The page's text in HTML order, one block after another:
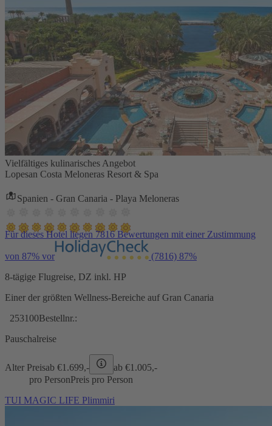
Vielfältiges kulinarisches Angebot
Lopesan Costa Meloneras Resort & Spa
Spanien - Gran Canaria - Playa Meloneras
Für dieses Hotel liegen 7816 Bewertungen mit einer Zustimmung
von 87% vor (7816) 87%
8-tägige Flugreise, DZ inkl. HP
Einer der größten Wellness-Bereiche auf Gran Canaria
253100Bestellnr.:
Pauschalreise
Alter Preisab €1.699,- ab €1.005,-
pro PersonPreis pro Person
TUI MAGIC LIFE Plimmiri